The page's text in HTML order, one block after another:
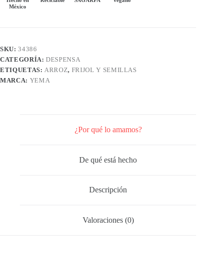
México
SKU:34386
CATEGORÍA:DESPENSA
ETIQUETAS:ARROZ, FRIJOL Y SEMILLAS
MARCA: YEMA
¿Por qué lo amamos?
De qué está hecho
Descripción
Valoraciones (0)